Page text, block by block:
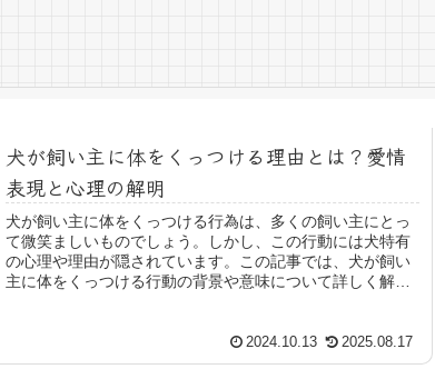
犬が飼い主に体をくっつける理由とは？愛情
表現と心理の解明
犬が飼い主に体をくっつける行為は、多くの飼い主にとっ
て微笑ましいものでしょう。しかし、この行動には犬特有
の心理や理由が隠されています。この記事では、犬が飼い
主に体をくっつける行動の背景や意味について詳しく解説
2024.10.13 2025.08.17